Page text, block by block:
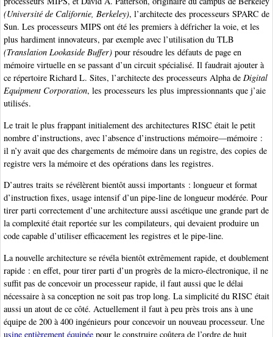
(Université de Californie, Berkeley), l’architecte des processeurs SPARC de
Sun. Les processeurs MIPS ont été les premiers à défricher la voie, et les
plus hardiment innovateurs, par exemple avec l’utilisation du TLB
(Translation Lookaside Buffer) pour résoudre les défauts de page en
mémoire virtuelle en se passant d’un circuit spécialisé. Il faudrait ajouter à
ce répertoire Richard L. Sites, l’architecte des processeurs Alpha de Digital
Equipment Corporation, les processeurs les plus impressionnants que j’aie
utilisés.
Le trait le plus frappant initialement des architectures RISC était le petit
nombre d’instructions, avec l’absence d’instructions mémoire—mémoire :
il n’y avait que des chargements de mémoire dans un registre, des copies de
registre vers la mémoire et des opérations dans les registres.
D’autres traits se révélèrent bientôt aussi importants : longueur et format
d’instruction fixes, usage intensif d’un pipe-line de longueur modérée. Pour
tirer parti correctement d’une architecture aussi ascétique une grande part de
la complexité était reportée sur les compilateurs, qui devaient produire un
code capable d’utiliser efficacement les registres et le pipe-line.
La nouvelle architecture se révéla bientôt extrêmement rapide, et doublement
rapide : en effet, pour tirer parti d’un progrès de la micro-électronique, il ne
suffit pas de concevoir un processeur rapide, il faut aussi que le délai
nécessaire à sa conception ne soit pas trop long. La simplicité du RISC était
aussi un atout de ce côté. Actuellement il faut à peu près trois ans à une
équipe de 200 à 400 ingénieurs pour concevoir un nouveau processeur. Une
usine entièrement équipée pour le construire coûtera de l’ordre de huit